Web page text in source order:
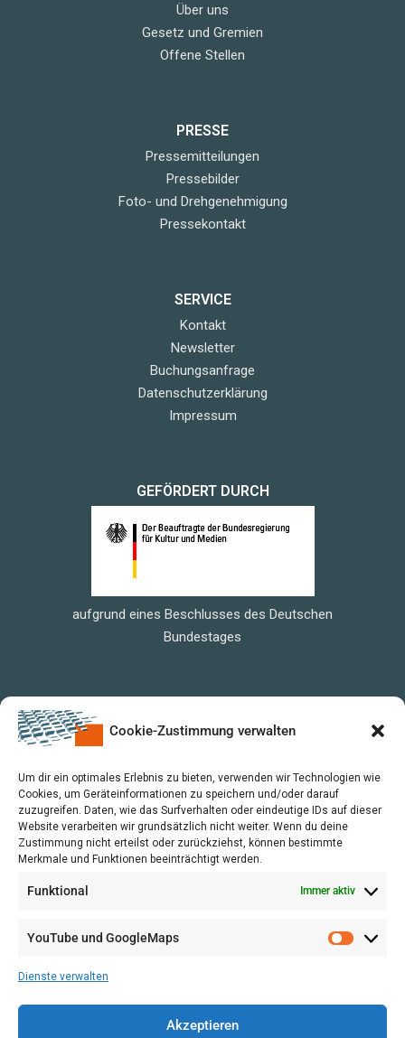
Cookie-Zustimmung verwalten
Um dir ein optimales Erlebnis zu bieten, verwenden wir Technologien wie
Cookies, um Geräteinformationen zu speichern und/oder darauf
zuzugreifen. Daten, wie das Surfverhalten oder eindeutige IDs auf dieser
Website verarbeiten wir grundsätzlich nicht weiter. Wenn du deine
Zustimmung nicht erteilst oder zurückziehst, können bestimmte
Merkmale und Funktionen beeinträchtigt werden.
Funktional Immer aktiv
YouTube und GoogleMaps
Dienste verwalten
Akzeptieren
Über uns
Gesetz und Gremien
Offene Stellen
PRESSE
Pressemitteilungen
Pressebilder
Foto- und Drehgenehmigung
Pressekontakt
SERVICE
Kontakt
Newsletter
Buchungsanfrage
Datenschutzerklärung
Impressum
GEFÖRDERT DURCH
aufgrund eines Beschlusses des Deutschen
Bundestages
VERWALTUNG